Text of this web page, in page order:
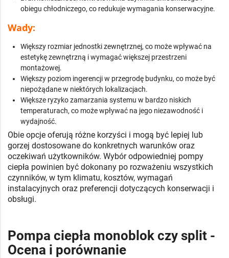
obiegu chłodniczego, co redukuje wymagania konserwacyjne.
Wady:
Większy rozmiar jednostki zewnętrznej, co może wpływać na
estetykę zewnętrzną i wymagać większej przestrzeni
montażowej.
Większy poziom ingerencji w przegrodę budynku, co może być
niepożądane w niektórych lokalizacjach.
Większe ryzyko zamarzania systemu w bardzo niskich
temperaturach, co może wpływać na jego niezawodność i
wydajność.
Obie opcje oferują różne korzyści i mogą być lepiej lub
gorzej dostosowane do konkretnych warunków oraz
oczekiwań użytkowników. Wybór odpowiedniej pompy
ciepła powinien być dokonany po rozważeniu wszystkich
czynników, w tym klimatu, kosztów, wymagań
instalacyjnych oraz preferencji dotyczących konserwacji i
obsługi.
Pompa ciepła monoblok czy split -
Ocena i porównanie